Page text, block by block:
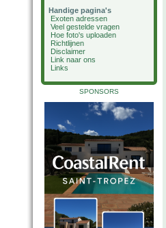
Handige pagina's
Exoten adressen
Veel gestelde vragen
Hoe foto's uploaden
Richtlijnen
Disclaimer
Link naar ons
Links
SPONSORS